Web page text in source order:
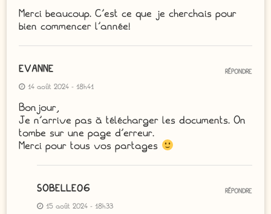
Merci beaucoup. C’est ce que je cherchais pour
bien commencer l’année!
EVANNE
14 août 2024 - 18h41
Bonjour,
Je n’arrive pas à télécharger les documents. On
tombe sur une page d’erreur.
Merci pour tous vos partages
RÉPONDRE
SOBELLE06
15 août 2024 - 18h33
RÉPONDRE